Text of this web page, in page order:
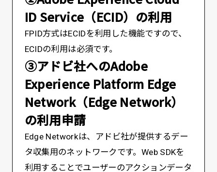
ID Service（ECID）の利用
FPID方式はECIDを利用した機能ですので、
ECIDの利用は必須です。
③アドビ社へのAdobe
Experience Platform Edge
Network（Edge Network）
の利用申請
Edge Networkは、アドビ社が提供するデー
タ収集用のネットワークです。Web SDKを
利用することでユーザーのアクションデータ